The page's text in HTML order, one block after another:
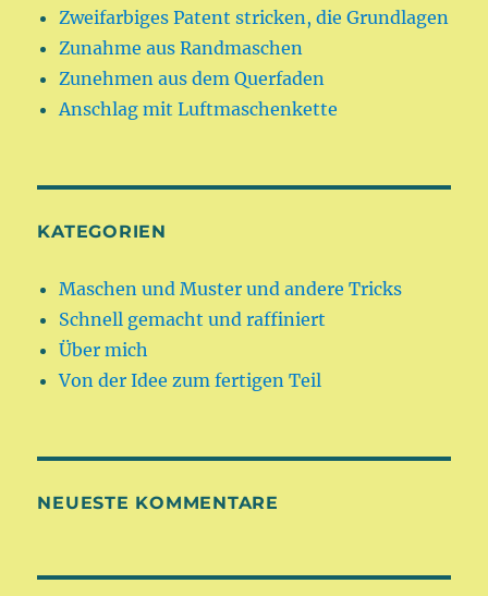
Zweifarbiges Patent stricken, die Grundlagen
Zunahme aus Randmaschen
Zunehmen aus dem Querfaden
Anschlag mit Luftmaschenkette
KATEGORIEN
Maschen und Muster und andere Tricks
Schnell gemacht und raffiniert
Über mich
Von der Idee zum fertigen Teil
NEUESTE KOMMENTARE